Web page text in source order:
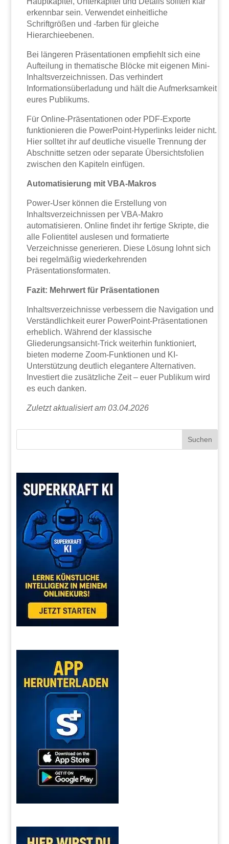
erkennbar sein. Verwendet einheitliche
Schriftgrößen und -farben für gleiche
Hierarchieebenen.
Bei längeren Präsentationen empfiehlt sich eine
Aufteilung in thematische Blöcke mit eigenen Mini-
Inhaltsverzeichnissen. Das verhindert
Informationsüberladung und hält die Aufmerksamkeit
eures Publikums.
Für Online-Präsentationen oder PDF-Exporte
funktionieren die PowerPoint-Hyperlinks leider nicht.
Hier solltet ihr auf deutliche visuelle Trennung der
Abschnitte setzen oder separate Übersichtsfolien
zwischen den Kapiteln einfügen.
Automatisierung mit VBA-Makros
Power-User können die Erstellung von
Inhaltsverzeichnissen per VBA-Makro
automatisieren. Online findet ihr fertige Skripte, die
alle Folientitel auslesen und formatierte
Verzeichnisse generieren. Diese Lösung lohnt sich
bei regelmäßig wiederkehrenden
Präsentationsformaten.
Fazit: Mehrwert für Präsentationen
Inhaltsverzeichnisse verbessern die Navigation und
Verständlichkeit eurer PowerPoint-Präsentationen
erheblich. Während der klassische
Gliederungsansicht-Trick weiterhin funktioniert,
bieten moderne Zoom-Funktionen und KI-
Unterstützung deutlich elegantere Alternativen.
Investiert die zusätzliche Zeit – euer Publikum wird
es euch danken.
Zuletzt aktualisiert am 03.04.2026